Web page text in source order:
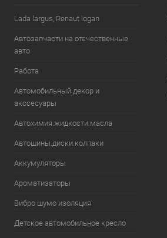
Lada largus, Renaut logan
Автозапчасти на отечественные
авто
Работа
Автомобильный декор и
акссесуары
Автохимия.жидкости.масла
Автошины.диски.колпаки
Аккумуляторы
Ароматизаторы
Вибро шумо изоляция
Детское автомобильное кресло